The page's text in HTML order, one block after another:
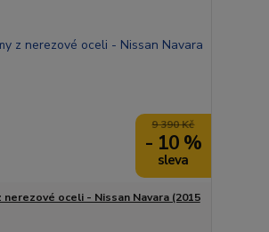
9 390 Kč
- 10 %
nerezové oceli - Nissan Navara (2015